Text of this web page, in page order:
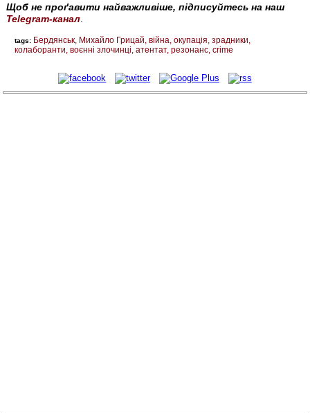
Щоб не проґавити найважливіше, підписуйтесь на наш
Telegram-канал
tags: Бердянськ Михайло Грицай війна окупація зрадники
колаборанти воєнні злочинці атентат резонанс crime